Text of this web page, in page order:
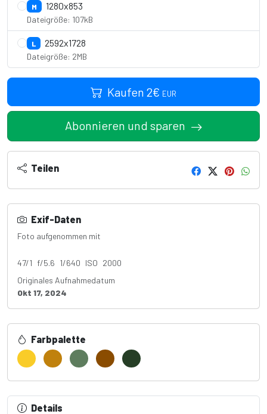
M 1280x853
Dateigröße: 107kB
L 2592x1728
Dateigröße: 2MB
Kaufen 2€ EUR
Abonnieren und sparen
Teilen
Exif-Daten
Foto aufgenommen mit
47/1 f/5.6 1/640 ISO 2000
Originales Aufnahmedatum
Okt 17, 2024
Farbpalette
Details